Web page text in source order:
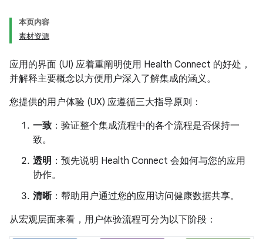
本页内容
素材资源
应用的界面 (UI) 应着重阐明使用 Health Connect 的好处，
并解释主要概念以方便用户深入了解集成的涵义。
您提供的用户体验 (UX) 应遵循三大指导原则：
一致 ：验证整个集成流程中的各个流程是否保持一
致。
透明 ：预先说明 Health Connect 会如何与您的应用
协作。
清晰：帮助用户通过您的应用访问健康数据共享。
从宏观层面来看，用户体验流程可分为以下阶段：